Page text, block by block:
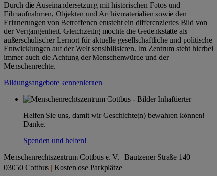
Durch die Auseinandersetzung mit historischen Fotos und
Filmaufnahmen, Objekten und Archivmaterialien sowie den
Erinnerungen von Betroffenen entsteht ein differenziertes Bild von
der Vergangenheit. Gleichzeitig möchte die Gedenkstätte als
außerschulischer Lernort für aktuelle gesellschaftliche und politische
Entwicklungen auf der Welt sensibilisieren. Im Zentrum steht hierbei
immer auch die Achtung der Menschenwürde und der
Menschenrechte.
Bildungsangebote kennenlernen
Helfen Sie uns, damit wir Geschichte(n) bewahren können!
Danke.
Spenden und helfen!
Menschenrechtszentrum Cottbus e. V. | Bautzener Straße 140 |
03050 Cottbus | Kostenlose Parkplätze